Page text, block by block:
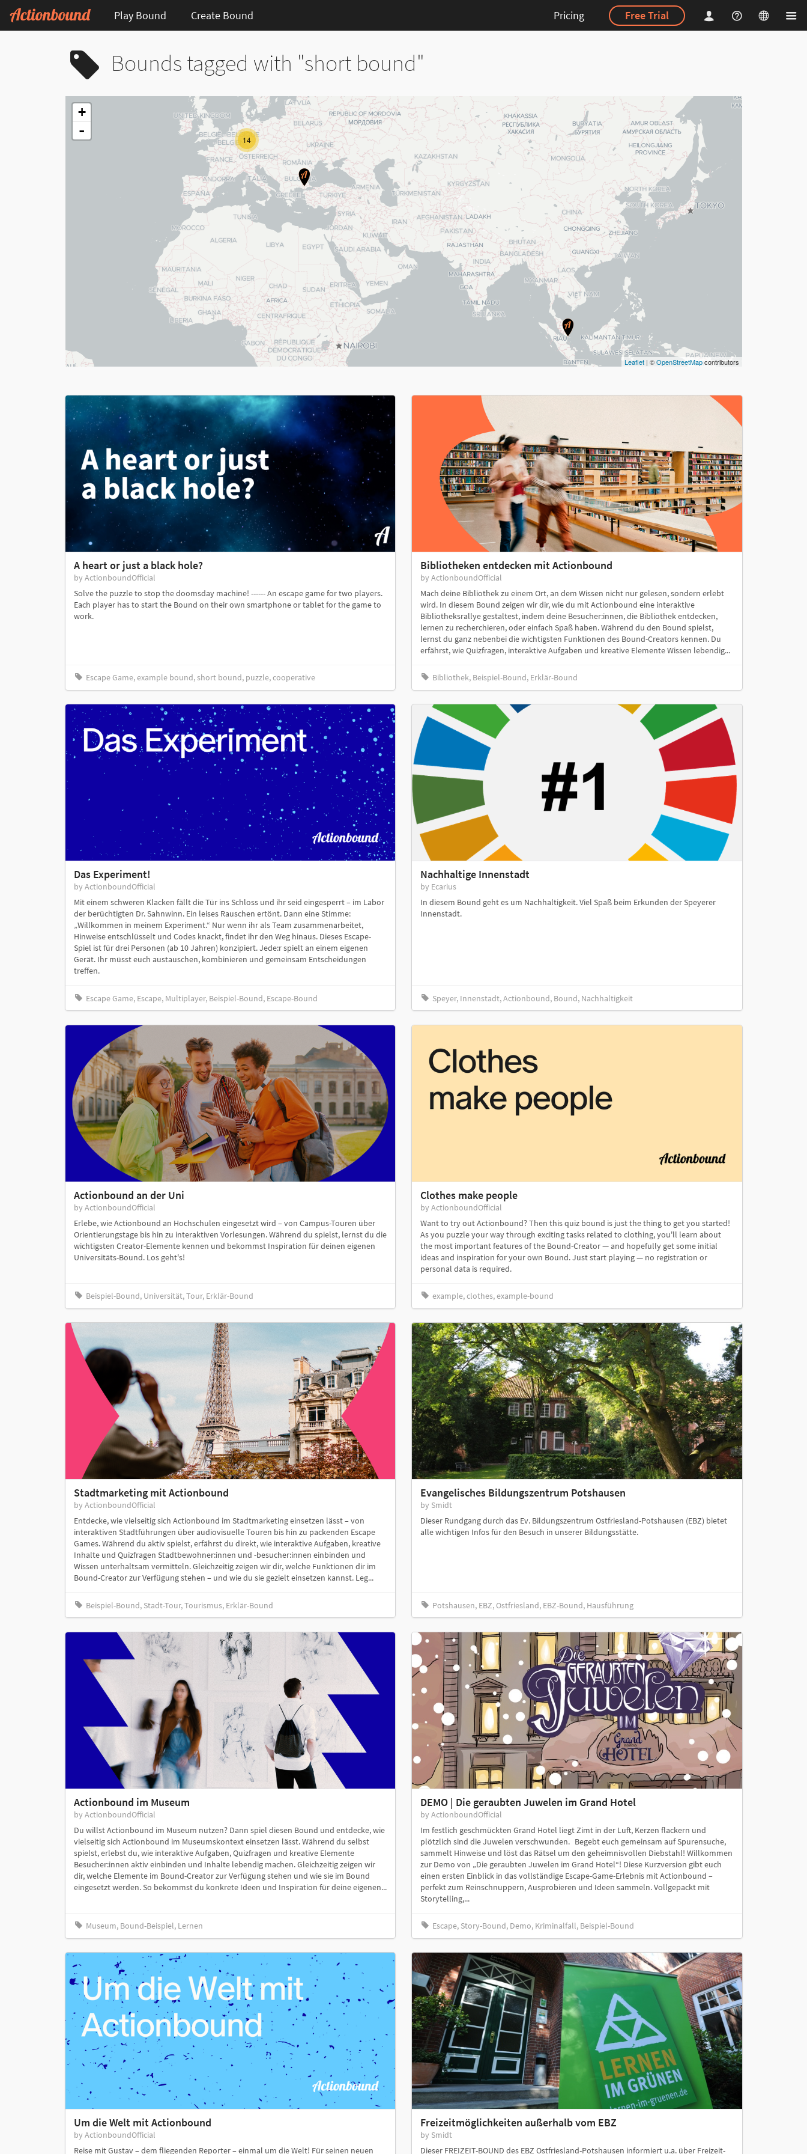
Play Bound Create Bound Pricing Free Trial
Bounds tagged with "short bound"
14
+
-
Leaflet| ©OpenStreetMapcontributors
A heart or just a black hole?
by ActionboundOfficial
Solve the puzzle to stop the doomsday machine! ------ An escape game for two players.
Each player has to start the Bound on their own smartphone or tablet for the game to
work.
Escape Game, example bound, short bound, puzzle, cooperative
Bibliotheken entdecken mit Actionbound
by ActionboundOfficial
Mach deine Bibliothek zu einem Ort, an dem Wissen nicht nur gelesen, sondern erlebt
wird. In diesem Bound zeigen wir dir, wie du mit Actionbound eine interaktive
Bibliotheksrallye gestaltest, indem deine Besucher:innen, die Bibliothek entdecken,
lernen zu recherchieren, oder einfach Spaß haben. Während du den Bound spielst,
lernst du ganz nebenbei die wichtigsten Funktionen des Bound-Creators kennen. Du
erfährst, wie Quizfragen, interaktive Aufgaben und kreative Elemente Wissen lebendig...
Bibliothek, Beispiel-Bound, Erklär-Bound
Das Experiment!
by ActionboundOfficial
Mit einem schweren Klacken fällt die Tür ins Schloss und ihr seid eingesperrt – im Labor
der berüchtigten Dr. Sahnwinn. Ein leises Rauschen ertönt. Dann eine Stimme:
„Willkommen in meinem Experiment.“ Nur wenn ihr als Team zusammenarbeitet,
Hinweise entschlüsselt und Codes knackt, findet ihr den Weg hinaus. Dieses Escape-
Spiel ist für drei Personen (ab 10 Jahren) konzipiert. Jede:r spielt an einem eigenen
Gerät. Ihr müsst euch austauschen, kombinieren und gemeinsam Entscheidungen
treffen.
Escape Game, Escape, Multiplayer, Beispiel-Bound, Escape-Bound
Nachhaltige Innenstadt
by Ecarius
In diesem Bound geht es um Nachhaltigkeit. Viel Spaß beim Erkunden der Speyerer
Innenstadt.
Speyer, Innenstadt, Actionbound, Bound, Nachhaltigkeit
Actionbound an der Uni
by ActionboundOfficial
Erlebe, wie Actionbound an Hochschulen eingesetzt wird – von Campus-Touren über
Orientierungstage bis hin zu interaktiven Vorlesungen. Während du spielst, lernst du die
wichtigsten Creator-Elemente kennen und bekommst Inspiration für deinen eigenen
Universitäts-Bound. Los geht's!
Beispiel-Bound, Universität, Tour, Erklär-Bound
Clothes make people
by ActionboundOfficial
Want to try out Actionbound? Then this quiz bound is just the thing to get you started!
As you puzzle your way through exciting tasks related to clothing, you'll learn about
the most important features of the Bound-Creator — and hopefully get some initial
ideas and inspiration for your own Bound. Just start playing — no registration or
personal data is required.
example, clothes, example-bound
Stadtmarketing mit Actionbound
by ActionboundOfficial
Entdecke, wie vielseitig sich Actionbound im Stadtmarketing einsetzen lässt – von
interaktiven Stadtführungen über audiovisuelle Touren bis hin zu packenden Escape
Games. Während du aktiv spielst, erfährst du direkt, wie interaktive Aufgaben, kreative
Inhalte und Quizfragen Stadtbewohner:innen und -besucher:innen einbinden und
Wissen unterhaltsam vermitteln. Gleichzeitig zeigen wir dir, welche Funktionen dir im
Bound-Creator zur Verfügung stehen – und wie du sie gezielt einsetzen kannst. Leg...
Beispiel-Bound, Stadt-Tour, Tourismus, Erklär-Bound
Evangelisches Bildungszentrum Potshausen
by Smidt
Dieser Rundgang durch das Ev. Bildungszentrum Ostfriesland-Potshausen (EBZ) bietet
alle wichtigen Infos für den Besuch in unserer Bildungsstätte.
Potshausen, EBZ, Ostfriesland, EBZ-Bound, Hausführung
Actionbound im Museum
by ActionboundOfficial
Du willst Actionbound im Museum nutzen? Dann spiel diesen Bound und entdecke, wie
vielseitig sich Actionbound im Museumskontext einsetzen lässt. Während du selbst
spielst, erlebst du, wie interaktive Aufgaben, Quizfragen und kreative Elemente
Besucher:innen aktiv einbinden und Inhalte lebendig machen. Gleichzeitig zeigen wir
dir, welche Elemente im Bound-Creator zur Verfügung stehen und wie sie im Bound
eingesetzt werden. So bekommst du konkrete Ideen und Inspiration für deine eigenen...
Museum, Bound-Beispiel, Lernen
DEMO | Die geraubten Juwelen im Grand Hotel
by ActionboundOfficial
Im festlich geschmückten Grand Hotel liegt Zimt in der Luft, Kerzen flackern und
plötzlich sind die Juwelen verschwunden. Begebt euch gemeinsam auf Spurensuche,
sammelt Hinweise und löst das Rätsel um den geheimnisvollen Diebstahl! Willkommen
zur Demo von „Die geraubten Juwelen im Grand Hotel“! Diese Kurzversion gibt euch
einen ersten Einblick in das vollständige Escape-Game-Erlebnis mit Actionbound –
perfekt zum Reinschnuppern, Ausprobieren und Ideen sammeln. Vollgepackt mit
Storytelling,...
Escape, Story-Bound, Demo, Kriminalfall, Beispiel-Bound
Um die Welt mit Actionbound
by ActionboundOfficial
Reise mit Gustav – dem fliegenden Reporter – einmal um die Welt! Für seinen neuen
Freizeitmöglichkeiten außerhalb vom EBZ
by Smidt
Dieser FREIZEIT-BOUND des EBZ Ostfriesland-Potshausen informiert u.a. über Freizeit-